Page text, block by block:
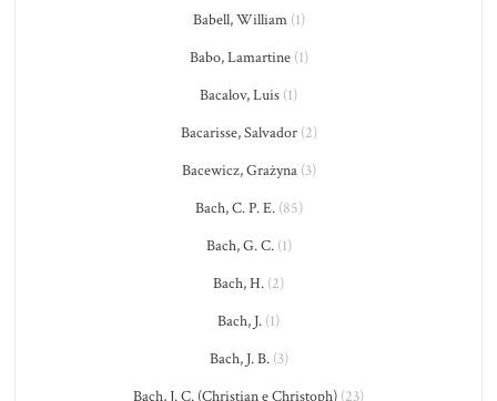
Babell, William(1)
Babo, Lamartine(1)
Bacalov, Luis (1)
Bacarisse, Salvador(2)
Bacewicz, Grażyna(3)
Bach, C. P. E.(85)
Bach, G. C.(1)
Bach, H. (2)
Bach, J. (1)
Bach, J. B.(3)
Bach, J. C. (Christian e Christoph) (23)